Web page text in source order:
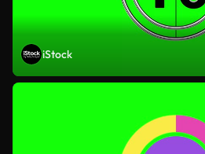
iStock